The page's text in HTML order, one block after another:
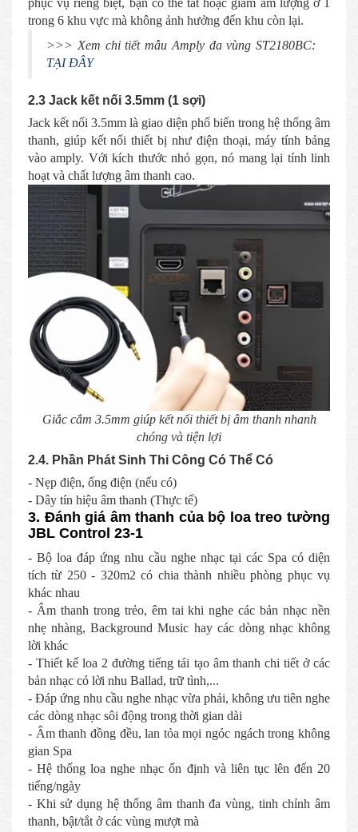
phục vụ riêng biệt, bạn có thể tắt hoặc giảm âm lượng ở 1
trong 6 khu vực mà không ảnh hưởng đến khu còn lại.
>>> Xem chi tiết mẫu Amply đa vùng ST2180BC:
TẠI ĐÂY
2.3 Jack kết nối 3.5mm (1 sợi)
Jack kết nối 3.5mm là giao diện phổ biến trong hệ thống âm
thanh, giúp kết nối thiết bị như điện thoại, máy tính bảng
vào amply. Với kích thước nhỏ gọn, nó mang lại tính linh
hoạt và chất lượng âm thanh cao.
Giắc cắm 3.5mm giúp kết nối thiết bị âm thanh nhanh
chóng và tiện lợi
2.4. Phần Phát Sinh Thi Công Có Thể Có
- Nẹp điện, ống điện (nếu có)
- Dây tín hiệu âm thanh (Thực tế)
3. Đánh giá âm thanh của bộ loa treo tường
JBL Control 23-1
- Bộ loa đáp ứng nhu cầu nghe nhạc tại các Spa có diện
tích từ 250 - 320m2 có chia thành nhiều phòng phục vụ
khác nhau
- Âm thanh trong trẻo, êm tai khi nghe các bản nhạc nền
nhẹ nhàng, Background Music hay các dòng nhạc không
lời khác
- Thiết kế loa 2 đường tiếng tái tạo âm thanh chi tiết ở các
bản nhạc có lời nhu Ballad, trữ tình,...
- Đáp ứng nhu cầu nghe nhạc vừa phải, không ưu tiên nghe
các dòng nhạc sôi động trong thời gian dài
- Âm thanh đồng đều, lan tỏa mọi ngóc ngách trong không
gian Spa
- Hệ thống loa nghe nhạc ổn định và liên tục lên đến 20
tiếng/ngày
- Khi sử dụng hệ thống âm thanh đa vùng, tinh chỉnh âm
thanh, bật/tắt ở các vùng mượt mà